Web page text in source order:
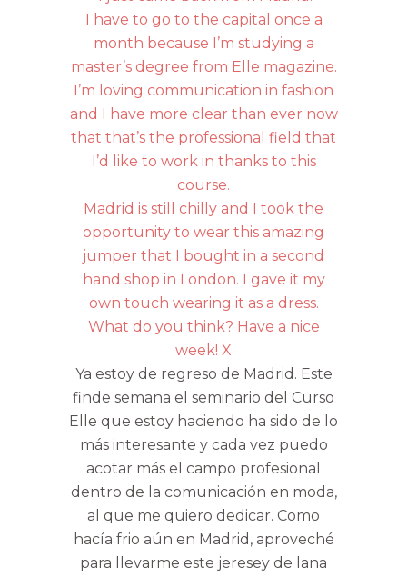
I have to go to the capital once a
month because I’m studying a
master’s degree from Elle magazine.
I’m loving communication in fashion
and I have more clear than ever now
that that’s the professional field that
I’d like to work in thanks to this
course.
Madrid is still chilly and I took the
opportunity to wear this amazing
jumper that I bought in a second
hand shop in London. I gave it my
own touch wearing it as a dress.
What do you think? Have a nice
week! X
Ya estoy de regreso de Madrid. Este
finde semana el seminario del Curso
Elle que estoy haciendo ha sido de lo
más interesante y cada vez puedo
acotar más el campo profesional
dentro de la comunicación en moda,
al que me quiero dedicar. Como
hacía frio aún en Madrid, aproveché
para llevarme este jeresey de lana